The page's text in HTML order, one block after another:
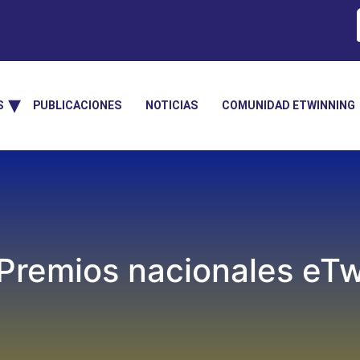
PUBLICACIONES NOTICIAS COMUNIDAD ETWINNING
nacionales